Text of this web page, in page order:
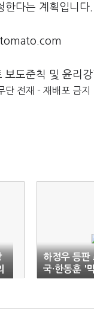
한다는 계획입니다.
보도준칙 및 윤리
전재 - 재배포 금지
하정우 등
국·한동훈 '